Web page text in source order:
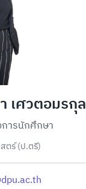
เศวตอมรกุล
ารนักศึกษา
ตร์ (ป.ตรี)